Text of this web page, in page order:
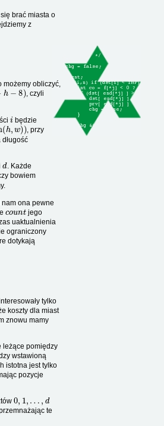
brać miasta o
z
możemy obliczyć,
−8)
, czyli
i będzie
(h ,w)) , przy
d. Każde
bowiem
ona pewne
count jego
uaktualnienia
ograniczony
dotykają
tylko
koszty dla miast
znowu mamy
leżące pomiędzy
wstawioną
istotna jest tylko
pozycje
0 1
te